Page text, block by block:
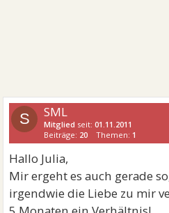
S SML
Mitglied seit:01.11.2011
Beiträge: 20 Themen: 1
Hallo Julia,
Mir ergeht es auch gerade
irgendwie die Liebe zu mir